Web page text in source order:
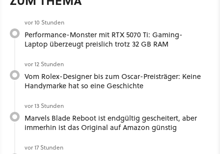
vor 10 Stunden
Performance-Monster mit RTX 5070 Ti: Gaming-
Laptop überzeugt preislich trotz 32 GB RAM
vor 12 Stunden
Vom Rolex-Designer bis zum Oscar-Preisträger: Keine
Handymarke hat so eine Geschichte
vor 13 Stunden
Marvels Blade Reboot ist endgültig gescheitert, aber
immerhin ist das Original auf Amazon günstig
vor 17 Stunden